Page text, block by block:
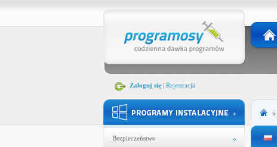
Zaloguj się| Rejestracja
Bezpieczeństwo